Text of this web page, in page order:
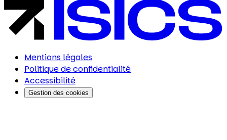
Mentions légales
Politique de confidentialité
Accessibilité
Gestion des cookies